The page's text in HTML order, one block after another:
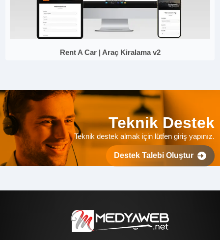
Rent A Car | Araç Kiralama v2
Teknik Destek
Teknik destek almak için lütfen giriş yapınız.
Destek Talebi Oluştur